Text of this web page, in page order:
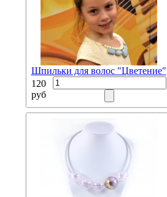
Шпильки для волос "Цветение"
120
руб